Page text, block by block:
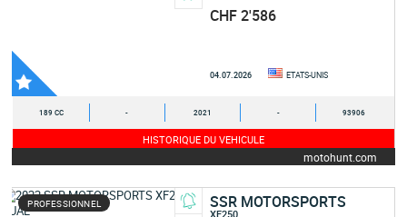
CHF 2'586
04.07.2026 ETATS-UNIS
189 CC - 2021 - 93906
HISTORIQUE DU VEHICULE
motohunt.com
PROFESSIONNEL SSR MOTORSPORTS
XF250